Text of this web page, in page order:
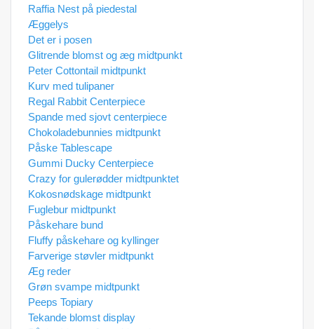
Raffia Nest på piedestal
Æggelys
Det er i posen
Glitrende blomst og æg midtpunkt
Peter Cottontail midtpunkt
Kurv med tulipaner
Regal Rabbit Centerpiece
Spande med sjovt centerpiece
Chokoladebunnies midtpunkt
Påske Tablescape
Gummi Ducky Centerpiece
Crazy for gulerødder midtpunktet
Kokosnødskage midtpunkt
Fuglebur midtpunkt
Påskehare bund
Fluffy påskehare og kyllinger
Farverige støvler midtpunkt
Æg reder
Grøn svampe midtpunkt
Peeps Topiary
Tekande blomst display